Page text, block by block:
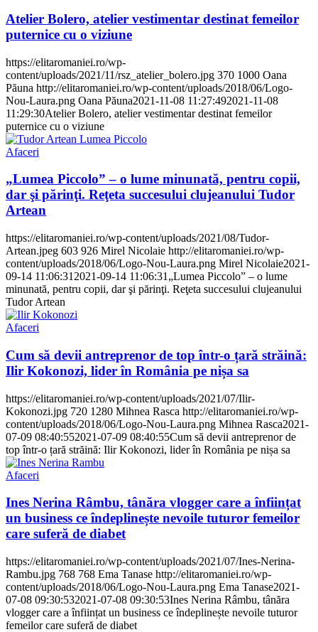
Atelier Bolero, atelier vestimentar destinat femeilor
puternice cu o viziune
https://elitaromaniei.ro/wp-
content/uploads/2021/11/rsz_atelier_bolero.jpg 370 1000 Oana
Păuna http://elitaromaniei.ro/wp-content/uploads/2018/06/Logo-
Nou-Laura.png Oana Păuna2021-11-08 11:27:492021-11-08
11:29:30Atelier Bolero, atelier vestimentar destinat femeilor
puternice cu o viziune
Afaceri
„Lumea Piccolo” – o lume minunată, pentru copii,
dar şi părinţi. Reţeta succesului clujeanului Tudor
Artean
https://elitaromaniei.ro/wp-content/uploads/2021/08/Tudor-
Artean.jpeg 603 926 Mirel Nicolaie http://elitaromaniei.ro/wp-
content/uploads/2018/06/Logo-Nou-Laura.png Mirel Nicolaie2021-
09-14 11:06:31 2021-09-14 11:06:31 „Lumea Piccolo” – o lume
minunată, pentru copii, dar şi părinţi. Reţeta succesului clujeanului
Tudor Artean
Afaceri
Cum să devii antreprenor de top într-o țară străină:
Ilir Kokonozi, lider în România pe nișa sa
https://elitaromaniei.ro/wp-content/uploads/2021/07/Ilir-
Kokonozi.jpg 720 1280 Mihnea Rasca http://elitaromaniei.ro/wp-
content/uploads/2018/06/Logo-Nou-Laura.png Mihnea Rasca2021-
07-09 08:40:552021-07-09 08:40:55Cum să devii antreprenor de
top într-o țară străină: Ilir Kokonozi, lider în România pe nișa sa
Afaceri
Ines Nerina Râmbu, tânăra vlogger care a înființat
un business ce îndeplinește nevoile tuturor femeilor
care suferă de diabet
https://elitaromaniei.ro/wp-content/uploads/2021/07/Ines-Nerina-
Rambu.jpg 768 768 Ema Tanase http://elitaromaniei.ro/wp-
content/uploads/2018/06/Logo-Nou-Laura.png Ema Tanase2021-
07-08 09:30:532021-07-08 09:30:53Ines Nerina Râmbu, tânăra
vlogger care a înființat un business ce îndeplinește nevoile tuturor
femeilor care suferă de diabet